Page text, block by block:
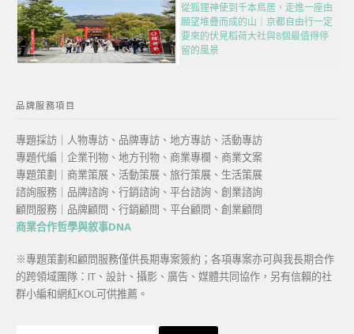
從狐狸神使到千本鳥居，走進一座由
願望堆疊而成的山｜京都自由行一定
要來的伏見稻荷大社與8個最值得停
留的風景
品牌服務項目
專題採訪｜人物專訪、品牌專訪、地方專訪、活動專訪
專題代編｜企業刊物、地方刊物、商業專欄、商業文案
專題策劃｜商業策展、活動策展、旅行策展、生活策展
諮詢服務｜品牌諮詢、行銷諮詢、平台諮詢、創業諮詢
顧問服務｜品牌顧問、行銷顧問、平台顧問、創業顧問
商業合作哲學與敘事DNA
※專題策劃和顧問服務僅供長期專案簽約；各項專案亦可與我長期合作
的跨領域團隊：IT、設計、攝影、廣告、媒體共同協作，另有信賴的社
群小編和網紅KOL可供推薦。